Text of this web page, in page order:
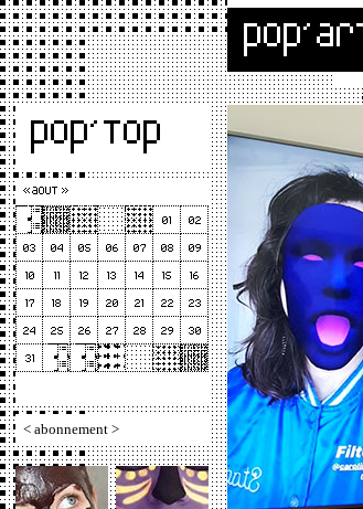
< abonnement >